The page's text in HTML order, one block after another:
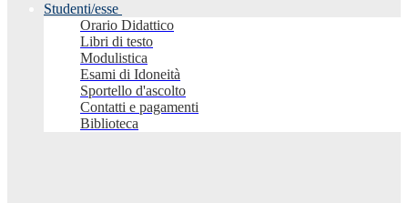
Studenti/esse
Orario Didattico
Libri di testo
Modulistica
Esami di Idoneità
Sportello d'ascolto
Contatti e pagamenti
Biblioteca